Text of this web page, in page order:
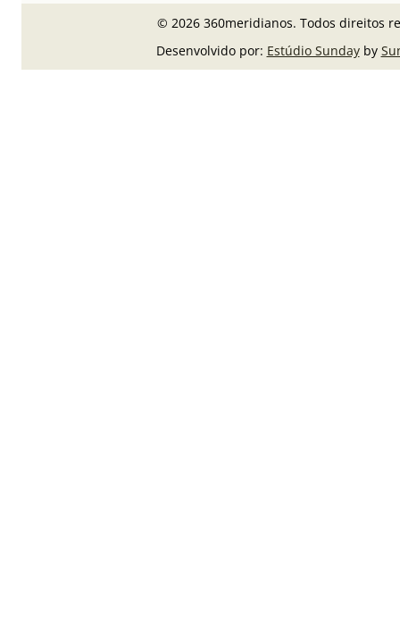
© 2026 360meridianos. Todos direitos
Desenvolvido por: Estúdio Sundayby